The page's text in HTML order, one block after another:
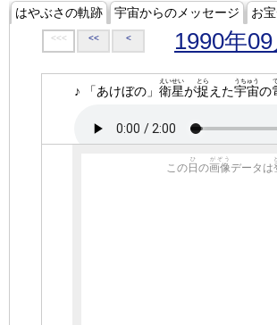
はやぶさの軌跡 宇宙からのメッセージ お
<<< << < 1990年09
♪ 「あけぼの」 衛星
えいせい
が捉
とら
えた宇宙
うちゅう
の
この 日
ひ
の画像
がぞう
データは